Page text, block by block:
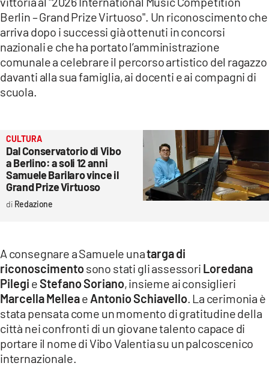
LACONAIR.IT
LACITYMAG.IT
ILREGGINO.IT
COSENZACHANNEL.IT
CATANZAROCHANNEL.IT
LACAPITALENEWS.IT
App
Berlin – Grand Prize Virtuoso". Un riconoscimento che
arriva dopo i successi già ottenuti in concorsi
nazionali e che ha portato l’amministrazione
comunale a celebrare il percorso artistico del ragazzo
davanti alla sua famiglia, ai docenti e ai compagni di
scuola.
CULTURA
Dal Conservatorio di Vibo
a Berlino: a soli 12 anni
Samuele Barilaro vince il
Grand Prize Virtuoso
Redazione
A consegnare a Samuele unatarga di
riconoscimentosono stati gli assessori Loredana
Pilegi eStefano Soriano, insieme ai consiglieri
Marcella Melleae Antonio Schiavello. La cerimonia è
stata pensata come un momento di gratitudine della
città nei confronti di un giovane talento capace di
portare il nome di Vibo Valentia su un palcoscenico
internazionale.